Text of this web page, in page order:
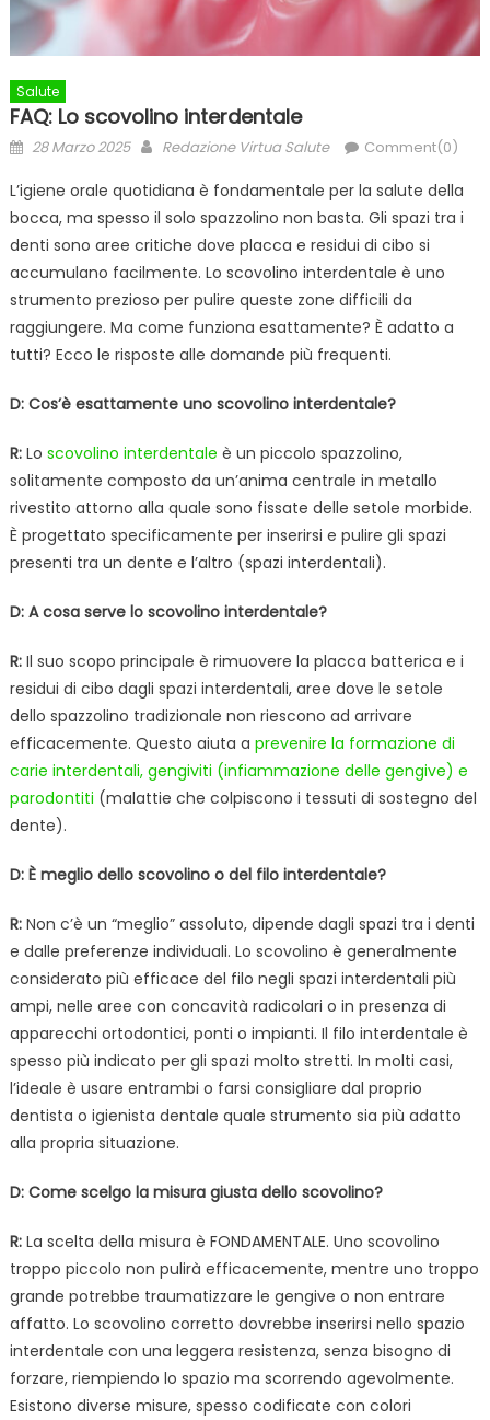
Salute
FAQ: Lo scovolino interdentale
Posted
28 Marzo 2025 Author
Redazione Virtua Salute Comment(0)
L’igiene orale quotidiana è fondamentale per la salute della
bocca, ma spesso il solo spazzolino non basta. Gli spazi tra i
denti sono aree critiche dove placca e residui di cibo si
accumulano facilmente. Lo scovolino interdentale è uno
strumento prezioso per pulire queste zone difficili da
raggiungere. Ma come funziona esattamente? È adatto a
tutti? Ecco le risposte alle domande più frequenti.
D: Cos’è esattamente uno scovolino interdentale?
R:Lo scovolino interdentale è un piccolo spazzolino,
solitamente composto da un’anima centrale in metallo
rivestito attorno alla quale sono fissate delle setole morbide.
È progettato specificamente per inserirsi e pulire gli spazi
presenti tra un dente e l’altro (spazi interdentali).
D: A cosa serve lo scovolino interdentale?
R:Il suo scopo principale è rimuovere la placca batterica e i
residui di cibo dagli spazi interdentali, aree dove le setole
dello spazzolino tradizionale non riescono ad arrivare
efficacemente. Questo aiuta a prevenire la formazione di
carie interdentali, gengiviti (infiammazione delle gengive) e
parodontiti (malattie che colpiscono i tessuti di sostegno del
dente).
D: È meglio dello scovolino o del filo interdentale?
R:Non c’è un “meglio” assoluto, dipende dagli spazi tra i denti
e dalle preferenze individuali. Lo scovolino è generalmente
considerato più efficace del filo negli spazi interdentali più
ampi, nelle aree con concavità radicolari o in presenza di
apparecchi ortodontici, ponti o impianti. Il filo interdentale è
spesso più indicato per gli spazi molto stretti. In molti casi,
l’ideale è usare entrambi o farsi consigliare dal proprio
dentista o igienista dentale quale strumento sia più adatto
alla propria situazione.
D: Come scelgo la misura giusta dello scovolino?
R:La scelta della misura è FONDAMENTALE. Uno scovolino
troppo piccolo non pulirà efficacemente, mentre uno troppo
grande potrebbe traumatizzare le gengive o non entrare
affatto. Lo scovolino corretto dovrebbe inserirsi nello spazio
interdentale con una leggera resistenza, senza bisogno di
forzare, riempiendo lo spazio ma scorrendo agevolmente.
Esistono diverse misure, spesso codificate con colori